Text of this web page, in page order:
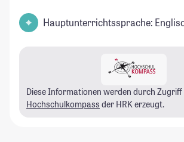
Hauptunterrichtssprache:
Diese Informationen werden durch Zugriff
Hochschulkompass der HRK erzeugt.